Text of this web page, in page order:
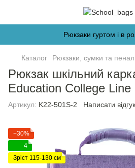
Рюкзаки гуртом і в
Каталог Рюкзаки, сумки та
Рюкзак шкільний
Education College
Артикул: K22-501S-2 Написати відгук
−30%
4
Зріст 115-130 см